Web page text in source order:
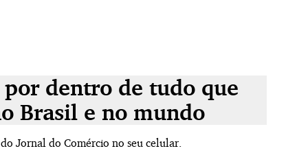
dentro de tudo que
Brasil e no mundo
Jornal do Comércio no seu celular.